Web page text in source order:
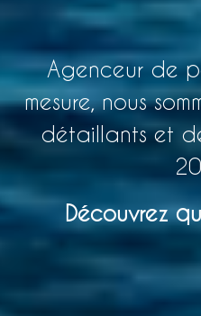
Agenceur de
mesure, nous
détaillants et
Découvrez